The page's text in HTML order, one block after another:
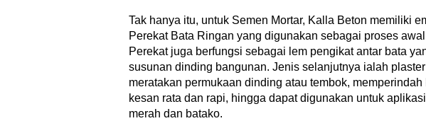
Tak hanya itu, untuk Semen Mortar, Kalla Beton memiliki
Perekat Bata Ringan yang digunakan sebagai proses
Perekat juga berfungsi sebagai lem pengikat antar bata
susunan dinding bangunan. Jenis selanjutnya ialah
meratakan permukaan dinding atau tembok,
kesan rata dan rapi, hingga dapat digunakan untuk
merah dan batako.